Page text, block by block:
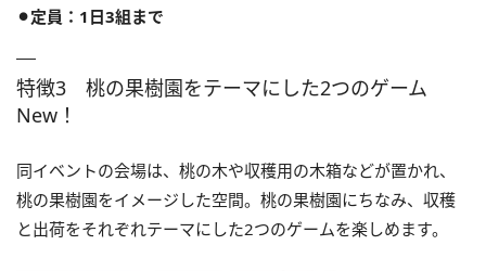
⚫︎定員：1日3組まで
特徴3 桃の果樹園をテーマにした2つのゲーム
New！
同イベントの会場は、桃の木や収穫用の木箱などが置かれ、
桃の果樹園をイメージした空間。桃の果樹園にちなみ、収穫
と出荷をそれぞれテーマにした2つのゲームを楽しめます。